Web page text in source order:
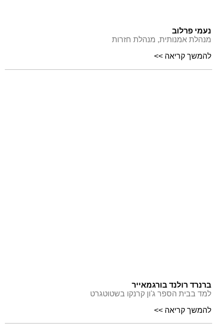
נעמי פרלוב
מנהלת אמנותית, מנהלת חזרות
להמשך קריאה >>
ברנרד רולנד בורגמאייר
למד בבית הספר ג'ון קרנקו בשטוטגרט
להמשך קריאה >>